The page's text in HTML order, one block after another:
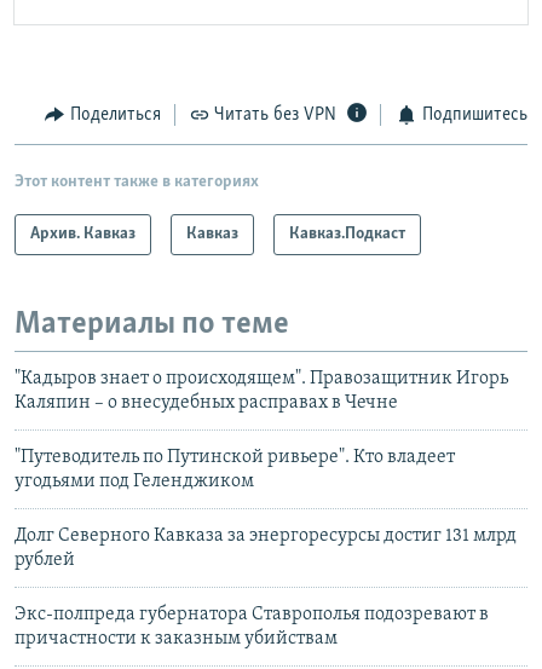
Поделиться Читать без VPN Подпишитесь
Этот контент также в категориях
Архив. Кавказ Кавказ Кавказ.Подкаст
Материалы по теме
"Кадыров знает о происходящем". Правозащитник Игорь
Каляпин – о внесудебных расправах в Чечне
"Путеводитель по Путинской ривьере". Кто владеет
угодьями под Геленджиком
Долг Северного Кавказа за энергоресурсы достиг 131 млрд
рублей
Экс-полпреда губернатора Ставрополья подозревают в
причастности к заказным убийствам